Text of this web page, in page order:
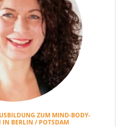
ZUM MIND-BODY-
IN BERLIN / POTSDAM